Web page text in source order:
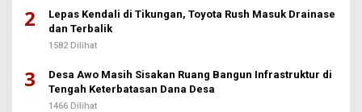
2
Lepas Kendali di Tikungan, Toyota Rush Masuk Drainase
dan Terbalik
1582 Dilihat
3
Desa Awo Masih Sisakan Ruang Bangun Infrastruktur di
Tengah Keterbatasan Dana Desa
1466 Dilihat